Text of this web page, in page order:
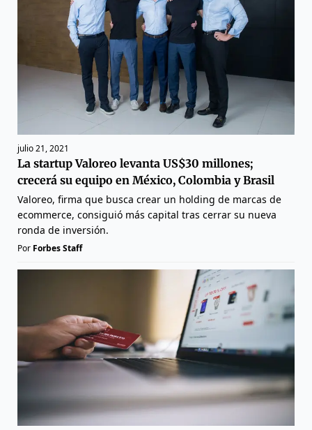
julio 21, 2021
La startup Valoreo levanta US$30 millones;
crecerá su equipo en México, Colombia y Brasil
Valoreo, firma que busca crear un holding de marcas de
ecommerce, consiguió más capital tras cerrar su nueva
ronda de inversión.
Por Forbes Staff